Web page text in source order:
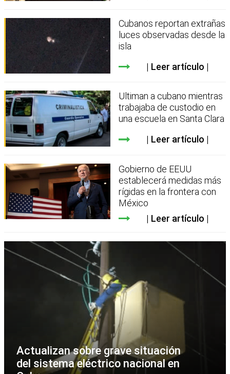
Cubanos reportan extrañas
luces observadas desde la
isla
Leer artículo
Ultiman a cubano mientras
trabajaba de custodio en
una escuela en Santa Clara
Leer artículo
Gobierno de EEUU
establecerá medidas más
rígidas en la frontera con
México
Leer artículo
Actualizan sobre grave situación
del sistema eléctrico nacional en